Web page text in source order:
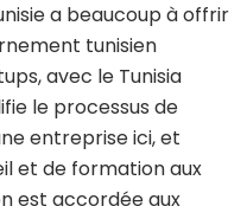
a beaucoup à offrir
tunisien
avec le Tunisia
le processus de
entreprise ici, et
et de formation aux
est accordée aux